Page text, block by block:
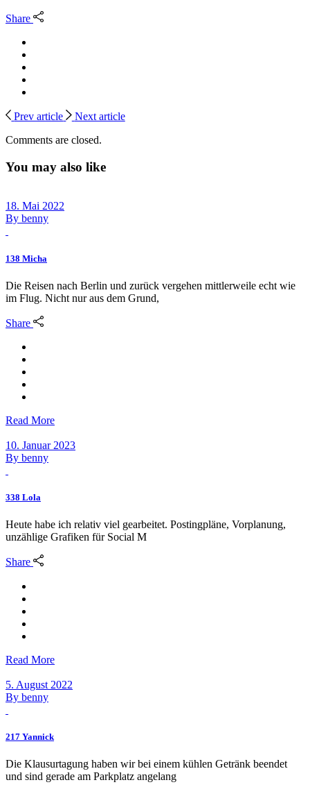
Share
Prev article
Next article
Comments are closed.
You may also like
18. Mai 2022
By benny
138 Micha
Die Reisen nach Berlin und zurück vergehen mittlerweile echt wie
im Flug. Nicht nur aus dem Grund,
Share
Read More
10. Januar 2023
By benny
338 Lola
Heute habe ich relativ viel gearbeitet. Postingpläne, Vorplanung,
unzählige Grafiken für Social M
Share
Read More
5. August 2022
By benny
217 Yannick
Die Klausurtagung haben wir bei einem kühlen Getränk beendet
und sind gerade am Parkplatz angelang